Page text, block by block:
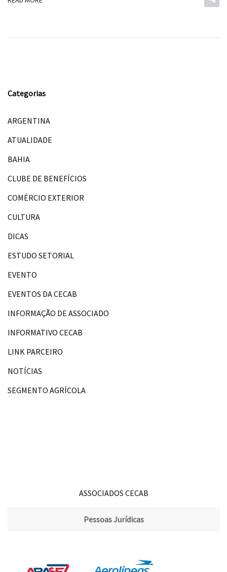
Categorias
ARGENTINA
ATUALIDADE
BAHIA
CLUBE DE BENEFÍCIOS
COMÉRCIO EXTERIOR
CULTURA
DICAS
ESTUDO SETORIAL
EVENTO
EVENTOS DA CECAB
INFORMAÇÃO DE ASSOCIADO
INFORMATIVO CECAB
LINK PARCEIRO
NOTÍCIAS
SEGMENTO AGRÍCOLA
ASSOCIADOS CECAB
Pessoas Jurídicas